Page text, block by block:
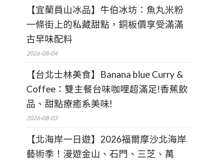
【宜蘭員山冰品】牛伯冰坊：魚丸米粉
一條街上的私藏甜點，銅板價享受滿滿
古早味配料
2026-08-04
【台北士林美食】Banana blue Curry &
Coffee：雙主餐台味咖哩超滿足!香蕉飲
品、甜點療癒系美味!
2026-08-03
【北海岸一日遊】2026福爾摩沙北海岸
藝術季！漫遊金山、石門、三芝、萬